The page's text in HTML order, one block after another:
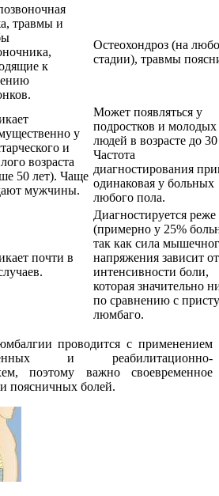
травмы и
к
Остеохондроз (на
стадии), травмы
у
и
возраста
50 лет). Чаще
мужчины.
Может появляться у
подростков и молодых
людей в возрасте до 30
Частота
диагностирования
одинаковая у больных
любого пола.
почти в
Диагностируется реже
(примерно у 25%
так как сила
напряжения зависит от
интенсивности боли,
которая значительно
по сравнению с
люмбаго.
проводится с применением
и реабилитационно-
поэтому важно своевременное
поясничных болей.